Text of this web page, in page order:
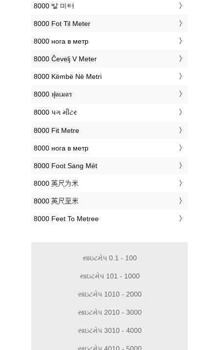
‎8000 발 미터
‎8000 Fot Til Meter
‎8000 нога в метр
‎8000 Čevelj V Meter
‎8000 Këmbë Në Metri
‎8000 ฟุตเมตร
‎8000 પગ મીટર
‎8000 Fit Metre
‎8000 нога в метр
‎8000 Foot Sang Mét
‎8000 英尺为米
‎8000 英尺至米
‎8000 Feet To Metree
સાઇટમેપ 0.1 - 100
સાઇટમેપ 101 - 1000
સાઇટમેપ 1010 - 2000
સાઇટમેપ 2010 - 3000
સાઇટમેપ 3010 - 4000